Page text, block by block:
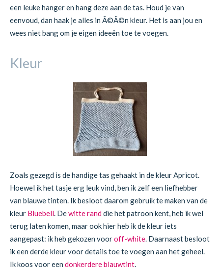
een leuke hanger en hang deze aan de tas. Houd je van
eenvoud, dan haak je alles in Ã©Ã©n kleur. Het is aan jou en
wees niet bang om je eigen ideeën toe te voegen.
Kleur
Zoals gezegd is de handige tas gehaakt in de kleur Apricot.
Hoewel ik het tasje erg leuk vind, ben ik zelf een liefhebber
van blauwe tinten. Ik besloot daarom gebruik te maken van de
kleur Bluebell . Dewitte randdie het patroon kent, heb ik wel
terug laten komen, maar ook hier heb ik de kleur iets
aangepast: ik heb gekozen vooroff-white . Daarnaast besloot
ik een derde kleur voor details toe te voegen aan het geheel.
Ik koos voor een donkerdere blauwtint